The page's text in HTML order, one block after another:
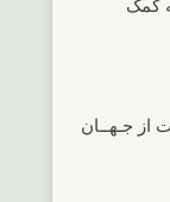
کمک
از جـهــان